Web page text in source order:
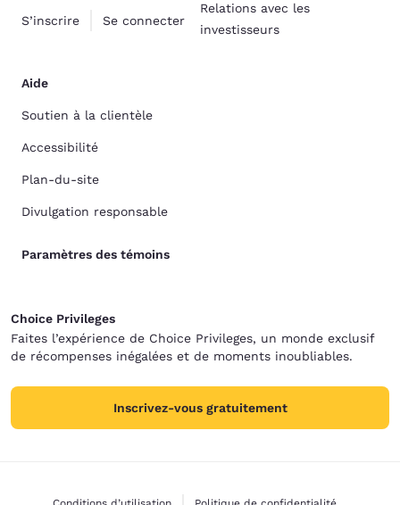
S’inscrire Se connecter
Relations avec les
investisseurs
Aide
Soutien à la clientèle
Accessibilité
Plan-du-site
Divulgation responsable
Paramètres des témoins
Choice Privileges
Faites l’expérience de Choice Privileges, un monde exclusif
de récompenses inégalées et de moments inoubliables.
Inscrivez-vous gratuitement